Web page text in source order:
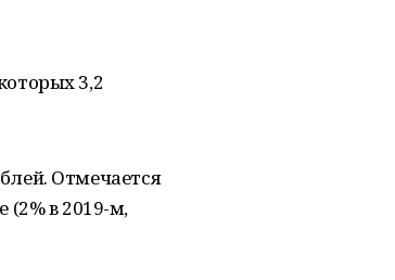
3,2
Отмечается
(2% в 2019-м,